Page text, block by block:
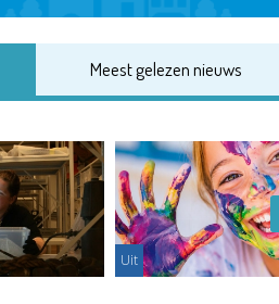
Meest gelezen nieuws
Uit